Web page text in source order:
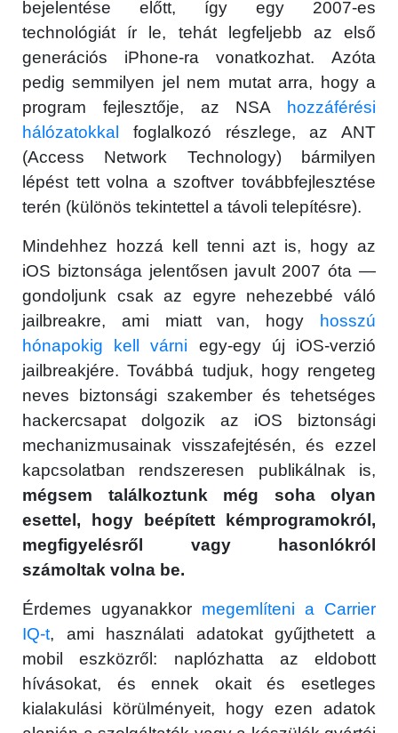
bejelentése előtt, így egy 2007-es
technológiát ír le, tehát legfeljebb az első
generációs iPhone-ra vonatkozhat. Azóta
pedig semmilyen jel nem mutat arra, hogy a
program fejlesztője, az NSA
hozzáférési
hálózatokkal
foglalkozó részlege, az ANT
(Access Network Technology) bármilyen
lépést tett volna a szoftver továbbfejlesztése
terén (különös tekintettel a távoli telepítésre).
Mindehhez hozzá kell tenni azt is, hogy az
iOS biztonsága jelentősen javult 2007 óta —
gondoljunk csak az egyre nehezebbé váló
jailbreakre, ami miatt van, hogy
hosszú
hónapokig kell várni egy-egy új iOS-verzió
jailbreakjére. Továbbá tudjuk, hogy rengeteg
neves biztonsági szakember és tehetséges
hackercsapat dolgozik az iOS biztonsági
mechanizmusainak visszafejtésén, és ezzel
kapcsolatban rendszeresen publikálnak is,
mégsem találkoztunk még soha olyan
esettel, hogy beépített kémprogramokról,
megfigyelésről vagy hasonlókról
számoltak volna be.
Érdemes ugyanakkor megemlíteni a Carrier
IQ-t, ami használati adatokat gyűjthetett a
mobil eszközről: naplózhatta az eldobott
hívásokat, és ennek okait és esetleges
kialakulási körülményeit, hogy ezen adatok